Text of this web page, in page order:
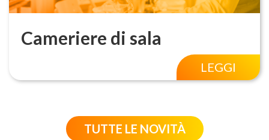
Cameriere di sala
LEGGI
TUTTE LE NOVITÀ